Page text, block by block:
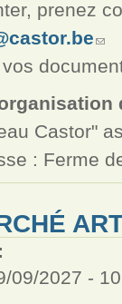
prenez
Castor"
: Ferme
09/2027 -